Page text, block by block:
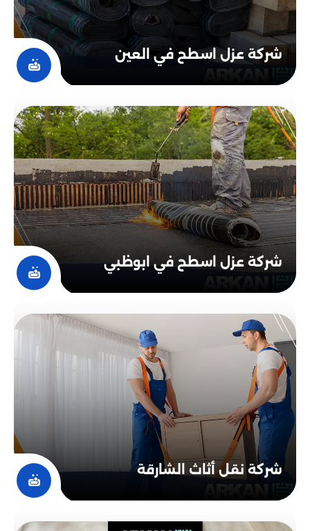
شركة عزل اسطح في العين
شركة عزل اسطح في ابوظبي
شركة نقل أثاث الشارقة​